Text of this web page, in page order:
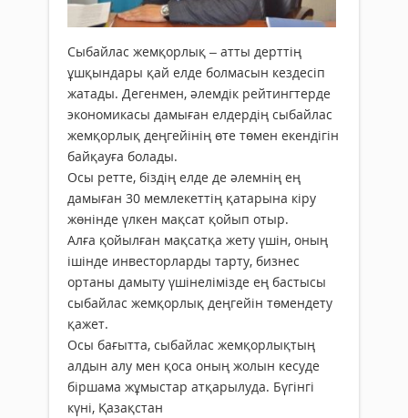
Сыбайлас жемқорлық – атты дерттің
ұшқындары қай елде болмасын кездесіп
жатады. Дегенмен, әлемдік рейтингтерде
экономикасы дамыған елдердің сыбайлас
жемқорлық деңгейінің өте төмен екендігін
байқауға болады.
Осы ретте, біздің елде де әлемнің ең
дамыған 30 мемлекеттің қатарына кіру
жөнінде үлкен мақсат қойып отыр.
Алға қойылған мақсатқа жету үшін, оның
ішінде инвесторларды тарту, бизнес
ортаны дамыту үшінелімізде ең бастысы
сыбайлас жемқорлық деңгейін төмендету
қажет.
Осы бағытта, сыбайлас жемқорлықтың
алдын алу мен қоса оның жолын кесуде
біршама жұмыстар атқарылуда. Бүгінгі
күні, Қазақстан